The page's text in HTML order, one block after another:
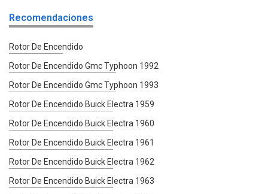
Recomendaciones
Rotor De Encendido
Rotor De Encendido Gmc Typhoon 1992
Rotor De Encendido Gmc Typhoon 1993
Rotor De Encendido Buick Electra 1959
Rotor De Encendido Buick Electra 1960
Rotor De Encendido Buick Electra 1961
Rotor De Encendido Buick Electra 1962
Rotor De Encendido Buick Electra 1963